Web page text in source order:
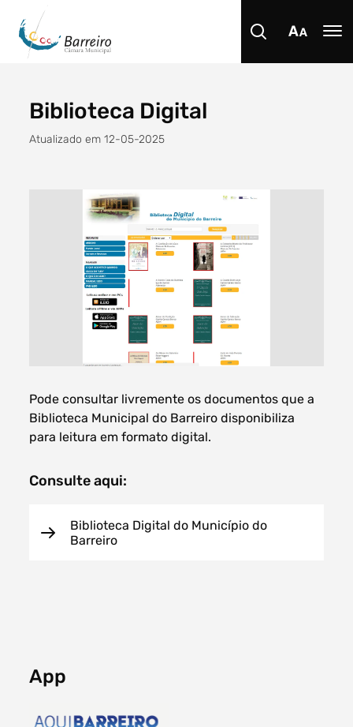
Procurar
Tipo de conteúdo
Filtro dos anos
Filtros dos meses
data
Biblioteca Digital
Atualizado em 12-05-2025
Pode consultar livremente os documentos que a
Biblioteca Municipal do Barreiro disponibiliza
para leitura em formato digital.
Consulte aqui:
Biblioteca Digital do Município do
Barreiro
App